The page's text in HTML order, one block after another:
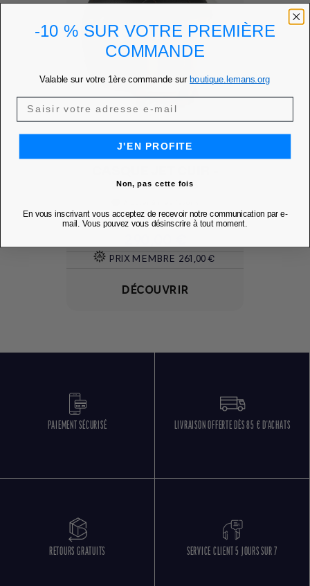
24H LE MANS
PRIX MEMBRE 261,00 €
DÉCOUVRIR
PAIEMENT SÉCURISÉ LIVRAISON OFFERTE DÈS 85 € D'ACHATS
RETOURS GRATUITS SERVICE CLIENT 5 JOURS SUR 7
-10 % SUR VOTRE PREMIÈRE
COMMANDE
Valable sur votre 1ère commande sur boutique.lemans.org
J'EN PROFITE
Non, pas cette fois
En vous inscrivant vous acceptez de recevoir notre communication par e-
mail. Vous pouvez vous désinscrire à tout moment.